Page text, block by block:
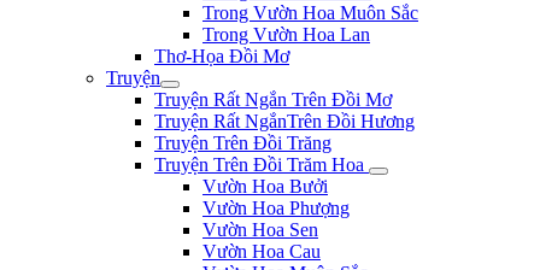
Trong Vườn Hoa Muôn Sắc
Trong Vườn Hoa Lan
Thơ-Họa Đồi Mơ
Truyện
Truyện Rất Ngắn Trên Đồi Mơ
Truyện Rất NgắnTrên Đồi Hương
Truyện Trên Đồi Trăng
Truyện Trên Đồi Trăm Hoa
Vườn Hoa Bưởi
Vườn Hoa Phượng
Vườn Hoa Sen
Vườn Hoa Cau